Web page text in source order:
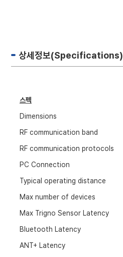
상세정보(Specifications)
스펙
Dimensions
RF communication band
RF communication protocols
PC Connection
Typical operating distance
Max number of devices
Max Trigno Sensor Latency
Bluetooth Latency
ANT+ Latency